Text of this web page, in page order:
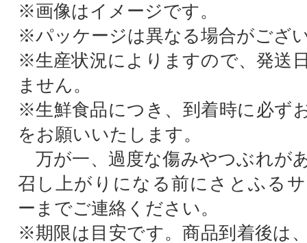
※画像はイメージです。
※パッケージは異なる場合がござ
※生産状況によりますので、発送
ません。
※生鮮食品につき、到着時に必ず
をお願いいたします。
万が一、過度な傷みやつぶれが
召し上がりになる前にさとふる
ーまでご連絡ください。
※期限は目安です。商品到着後は